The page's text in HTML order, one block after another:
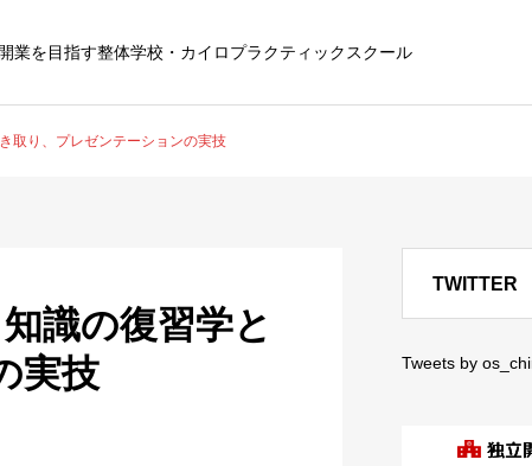
業を目指す整体学校・カイロプラクティックスクール
取り、プレゼンテーションの実技
識の復習学と
実技
TWITTER
Tweets by